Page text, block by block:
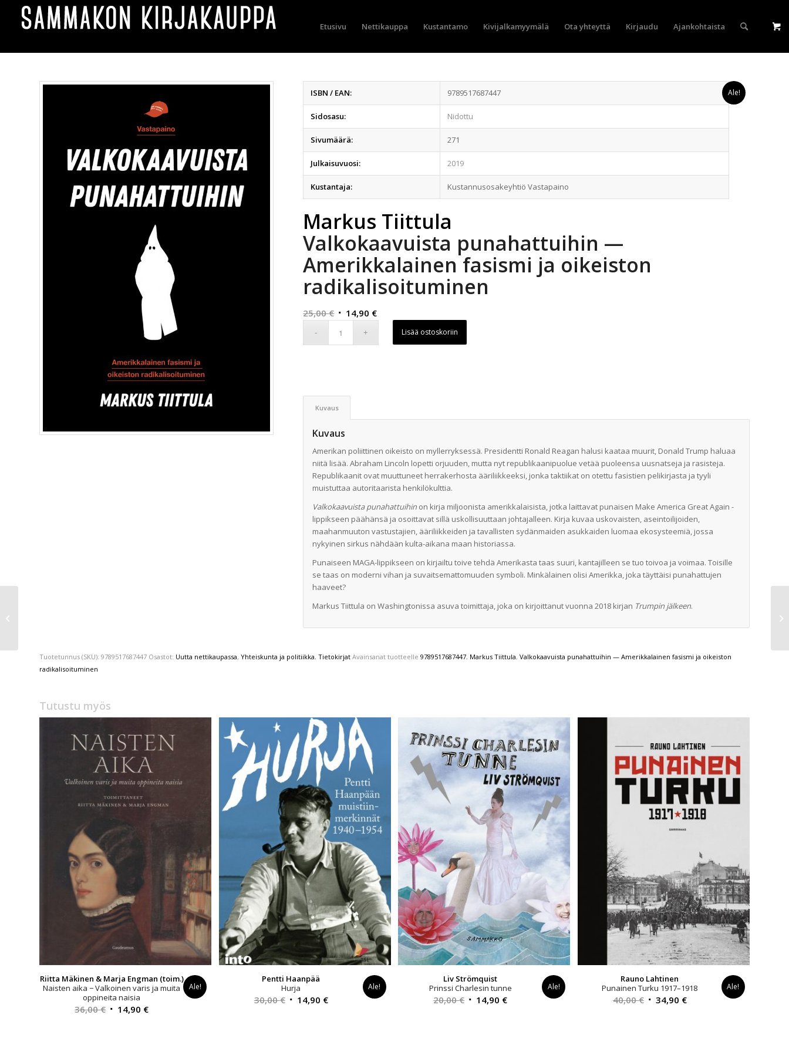
Etusivu Nettikauppa Kustantamo Kivijalkamyymälä Ota yhteyttä Kirjaudu Ajankohtaista
Ale!
ISBN / EAN: 9789517687447
Sidosasu: Nidottu
Sivumäärä: 271
Julkaisuvuosi: 2019
Kustantaja: Kustannusosakeyhtiö Vastapaino
Markus Tiittula
Valkokaavuista punahattuihin —
Amerikkalainen fasismi ja oikeiston
radikalisoituminen
25,00€ Alkuperäinen
14,90 €Nykyinen
Lisää ostoskoriin
Kuvaus
Kuvaus
Amerikan poliittinen oikeisto on myllerryksessä. Presidentti Ronald Reagan halusi kaataa muurit, Donald Trump haluaa
niitä lisää. Abraham Lincoln lopetti orjuuden, mutta nyt republikaanipuolue vetää puoleensa uusnatseja ja rasisteja.
Republikaanit ovat muuttuneet herrakerhosta ääriliikkeeksi, jonka taktiikat on otettu fasistien pelikirjasta ja tyyli
muistuttaa autoritaarista henkilökulttia.
Valkokaavuista punahattuihin on kirja miljoonista amerikkalaisista, jotka laittavat punaisen Make America Great Again -
lippikseen päähänsä ja osoittavat sillä uskollisuuttaan johtajalleen. Kirja kuvaa uskovaisten, aseintoilijoiden,
maahanmuuton vastustajien, ääriliikkeiden ja tavallisten sydänmaiden asukkaiden luomaa ekosysteemiä, jossa
nykyinen sirkus nähdään kulta-aikana maan historiassa.
Punaiseen MAGA-lippikseen on kirjailtu toive tehdä Amerikasta taas suuri, kantajilleen se tuo toivoa ja voimaa. Toisille
se taas on moderni vihan ja suvaitsemattomuuden symboli. Minkälainen olisi Amerikka, joka täyttäisi punahattujen
haaveet?
Markus Tiittula on Washingtonissa asuva toimittaja, joka on kirjoittanut vuonna 2018 kirjan Trumpin jälkeen.
Tuotetunnus (SKU): 9789517687447 Osastot: Uutta nettikaupassa, Yhteiskunta ja politiikka, Tietokirjat Avainsanat tuotteelle 9789517687447, Markus Tiittula, Valkokaavuista punahattuihin — Amerikkalainen fasismi ja oikeiston
radikalisoituminen
Tutustu myös
Riitta Mäkinen & Marja Engman (toim.)
Naisten aika − Valkoinen varis ja muita
oppineita naisia
36,00€ Alkuperäinen
14,90 €Nykyinen
Ale!
Pentti Haanpää
Hurja
30,00€ Alkuperäinen
14,90 €Nykyinen
Ale!
Liv Strömquist
Prinssi Charlesin tunne
20,00€ Alkuperäinen
14,90 €Nykyinen
Ale!
Rauno Lahtinen
Punainen Turku 1917–1918
40,00€ Alkuperäinen
34,90 €Nykyinen
Ale!